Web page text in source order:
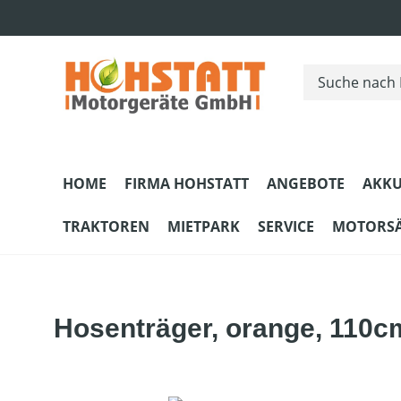
HOME FIRMA HOHSTATT ANGEBOTE
TRAKTOREN MIETPARK SERVICE
Hosenträger, orange,